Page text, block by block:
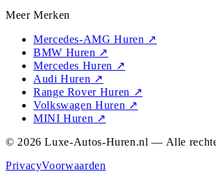
Meer Merken
Mercedes-AMG Huren ↗
BMW Huren ↗
Mercedes Huren ↗
Audi Huren ↗
Range Rover Huren ↗
Volkswagen Huren ↗
MINI Huren ↗
© 2026 Luxe-Autos-Huren.nl — Alle
PrivacyVoorwaarden